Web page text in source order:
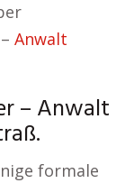
Anwalt
– Anwalt
formale